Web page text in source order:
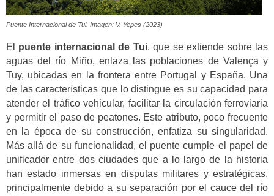
Puente Internacional de Tui. Imagen: V. Yepes (2023)
El puente internacional de Tui, que se extiende sobre las
aguas del río Miño, enlaza las poblaciones de Valença y
Tuy, ubicadas en la frontera entre Portugal y España. Una
de las características que lo distingue es su capacidad para
atender el tráfico vehicular, facilitar la circulación ferroviaria
y permitir el paso de peatones. Este atributo, poco frecuente
en la época de su construcción, enfatiza su singularidad.
Más allá de su funcionalidad, el puente cumple el papel de
unificador entre dos ciudades que a lo largo de la historia
han estado inmersas en disputas militares y estratégicas,
principalmente debido a su separación por el cauce del río